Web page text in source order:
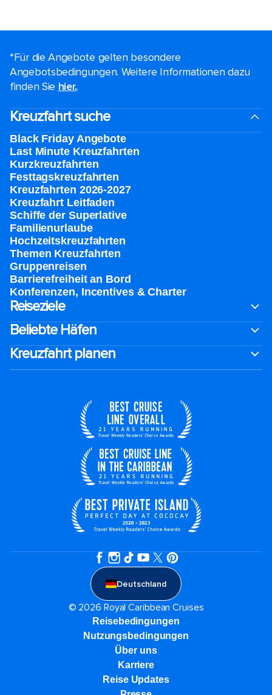
*Für die Angebote gelten besondere
Angebotsbedingungen. Weitere Informationen dazu
finden Sie hier..
Kreuzfahrt suche
Black Friday Angebote
Last Minute Kreuzfahrten
Kurzkreuzfahrten​
Festtagskreuzfahrten​
Kreuzfahrten 2026-2027
Kreuzfahrt Leitfaden
Schiffe der Superlative
Familienurlaube​
Hochzeitskreuzfahrten
Themen Kreuzfahrten
Gruppenreisen
Barrierefreiheit an Bord​
Konferenzen, Incentives & Charter
Reiseziele
Beliebte Häfen
Kreuzfahrt planen
Deutschland
© 2026 Royal Caribbean Cruises
Reisebedingungen
Nutzungsbedingungen
Über uns
Karriere​
Reise Updates​